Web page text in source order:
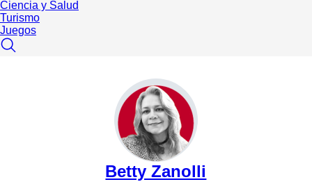
Ciencia y Salud
Turismo
Juegos
Betty Zanolli